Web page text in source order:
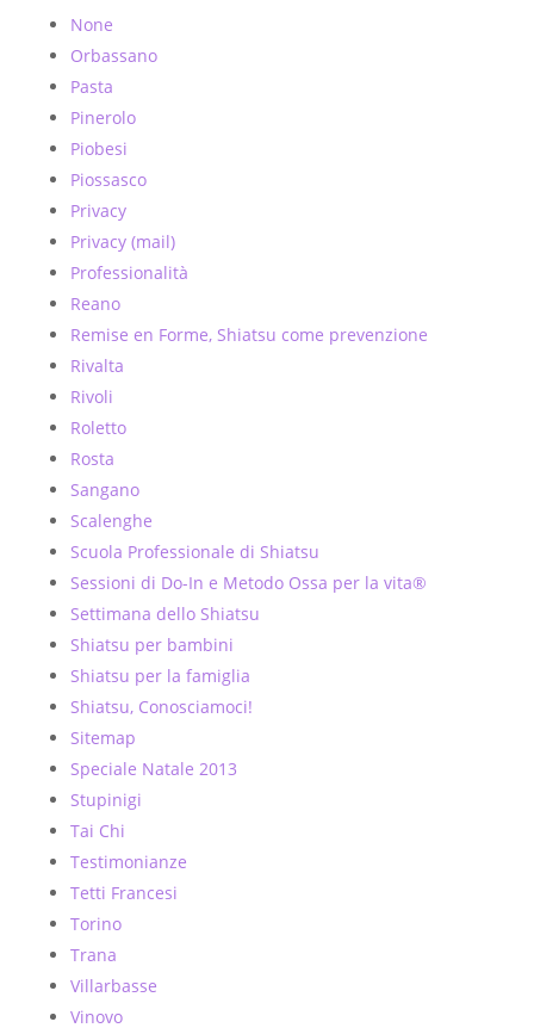
None
Orbassano
Pasta
Pinerolo
Piobesi
Piossasco
Privacy
Privacy (mail)
Professionalità
Reano
Remise en Forme, Shiatsu come prevenzione
Rivalta
Rivoli
Roletto
Rosta
Sangano
Scalenghe
Scuola Professionale di Shiatsu
Sessioni di Do-In e Metodo Ossa per la vita®
Settimana dello Shiatsu
Shiatsu per bambini
Shiatsu per la famiglia
Shiatsu, Conosciamoci!
Sitemap
Speciale Natale 2013
Stupinigi
Tai Chi
Testimonianze
Tetti Francesi
Torino
Trana
Villarbasse
Vinovo